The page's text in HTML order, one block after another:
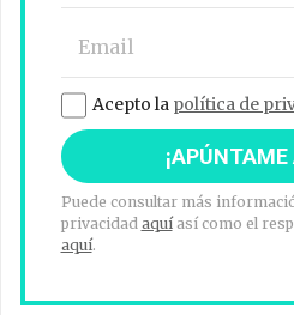
Acepto la política de
Puede consultar más
privacidad aquíasí como el
aquí.